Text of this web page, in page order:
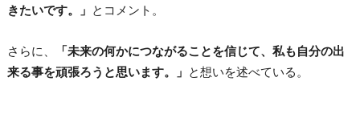
きたいです。」 とコメント。
さらに、
「未来の何かにつながることを信じて、私も自分の出
来る事を頑張ろうと思います。」 と想いを述べている。